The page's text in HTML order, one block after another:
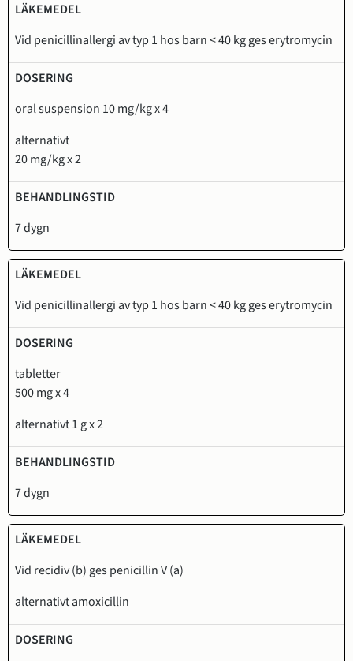
Vid penicillinallergi av typ 1 hos barn < 40 kg ges erytromycin
oral suspension 10 mg/kg x 4
alternativt
20 mg/kg x 2
7 dygn
Vid penicillinallergi av typ 1 hos barn < 40 kg ges erytromycin
tabletter
500 mg x 4
alternativt 1 g x 2
7 dygn
Vid recidiv (b) ges penicillin V (a)
alternativt amoxicillin